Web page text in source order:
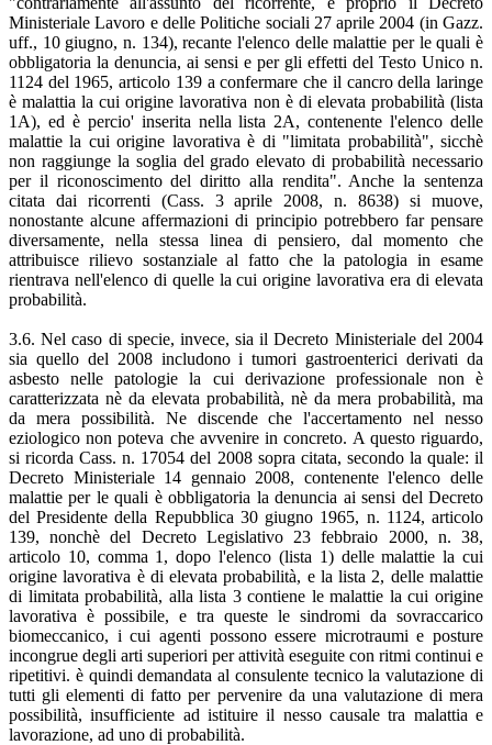
Ministeriale Lavoro e delle Politiche sociali 27 aprile 2004 (in Gazz.
uff., 10 giugno, n. 134), recante l'elenco delle malattie per le quali è
obbligatoria la denuncia, ai sensi e per gli effetti del Testo Unico n.
1124 del 1965, articolo 139 a confermare che il cancro della laringe
è malattia la cui origine lavorativa non è di elevata probabilità (lista
1A), ed è percio' inserita nella lista 2A, contenente l'elenco delle
malattie la cui origine lavorativa è di "limitata probabilità", sicchè
non raggiunge la soglia del grado elevato di probabilità necessario
per il riconoscimento del diritto alla rendita". Anche la sentenza
citata dai ricorrenti (Cass. 3 aprile 2008, n. 8638) si muove,
nonostante alcune affermazioni di principio potrebbero far pensare
diversamente, nella stessa linea di pensiero, dal momento che
attribuisce rilievo sostanziale al fatto che la patologia in esame
rientrava nell'elenco di quelle la cui origine lavorativa era di elevata
probabilità.
3.6. Nel caso di specie, invece, sia il Decreto Ministeriale del 2004
sia quello del 2008 includono i tumori gastroenterici derivati da
asbesto nelle patologie la cui derivazione professionale non è
caratterizzata nè da elevata probabilità, nè da mera probabilità, ma
da mera possibilità. Ne discende che l'accertamento nel nesso
eziologico non poteva che avvenire in concreto. A questo riguardo,
si ricorda Cass. n. 17054 del 2008 sopra citata, secondo la quale: il
Decreto Ministeriale 14 gennaio 2008, contenente l'elenco delle
malattie per le quali è obbligatoria la denuncia ai sensi del Decreto
del Presidente della Repubblica 30 giugno 1965, n. 1124, articolo
139, nonchè del Decreto Legislativo 23 febbraio 2000, n. 38,
articolo 10, comma 1, dopo l'elenco (lista 1) delle malattie la cui
origine lavorativa è di elevata probabilità, e la lista 2, delle malattie
di limitata probabilità, alla lista 3 contiene le malattie la cui origine
lavorativa è possibile, e tra queste le sindromi da sovraccarico
biomeccanico, i cui agenti possono essere microtraumi e posture
incongrue degli arti superiori per attività eseguite con ritmi continui e
ripetitivi. è quindi demandata al consulente tecnico la valutazione di
tutti gli elementi di fatto per pervenire da una valutazione di mera
possibilità, insufficiente ad istituire il nesso causale tra malattia e
lavorazione, ad uno di probabilità.